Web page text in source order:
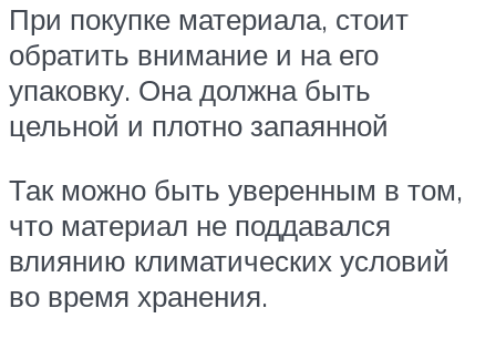
При покупке материала, стоит
обратить внимание и на его
упаковку. Она должна быть
цельной и плотно запаянной
Так можно быть уверенным в том,
что материал не поддавался
влиянию климатических условий
во время хранения.